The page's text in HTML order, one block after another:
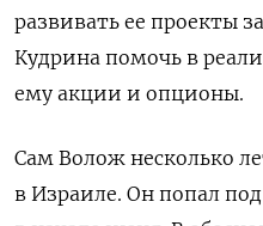
развивать ее проекты
Кудрина помочь в
ему акции и опционы.
Сам Волож несколько
в Израиле. Он попал